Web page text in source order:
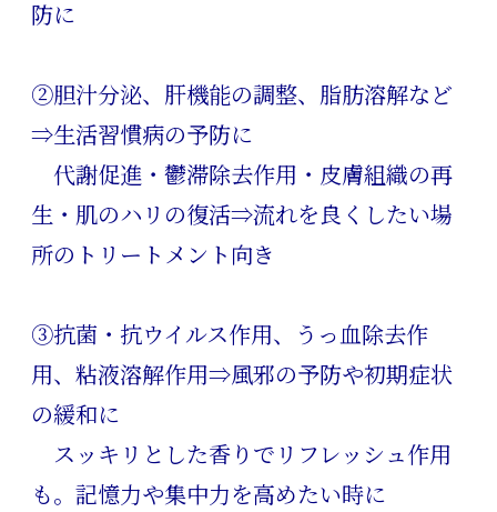
防に
②胆汁分泌、肝機能の調整、脂肪溶解など
⇒生活習慣病の予防に
代謝促進・鬱滞除去作用・皮膚組織の再
生・肌のハリの復活⇒流れを良くしたい場
所のトリートメント向き
③抗菌・抗ウイルス作用、うっ血除去作
用、粘液溶解作用⇒風邪の予防や初期症状
の緩和に
スッキリとした香りでリフレッシュ作用
も。記憶力や集中力を高めたい時に